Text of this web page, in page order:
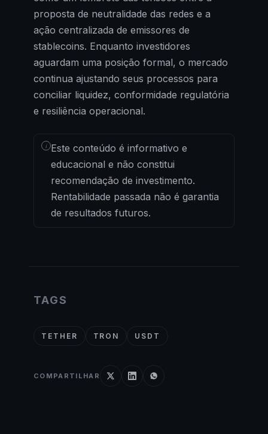
proposta de neutralidade das redes e a
ação centralizada de emissores de
stablecoins. Enquanto investidores
aguardam uma posição formal, o mercado
continua ajustando seus processos para
conciliar liquidez, conformidade regulatória
e resiliência operacional.
i Este conteúdo é informativo e
educacional e não constitui
recomendação de investimento.
Rentabilidade passada não é garantia
de resultados futuros.
TAGS
TETHER TRON USDT
COMPARTILHAR